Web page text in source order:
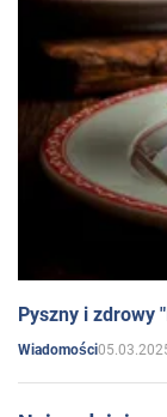
Pyszny i zdrowy
Wiadomości